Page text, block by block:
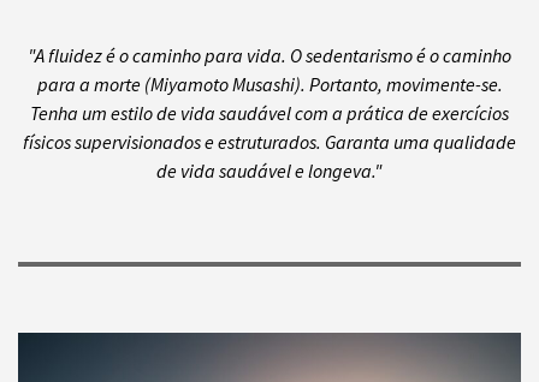
"A fluidez é o caminho para vida. O sedentarismo é o caminho
para a morte (Miyamoto Musashi). Portanto, movimente-se.
Tenha um estilo de vida saudável com a prática de exercícios
físicos supervisionados e estruturados. Garanta uma qualidade
de vida saudável e longeva."